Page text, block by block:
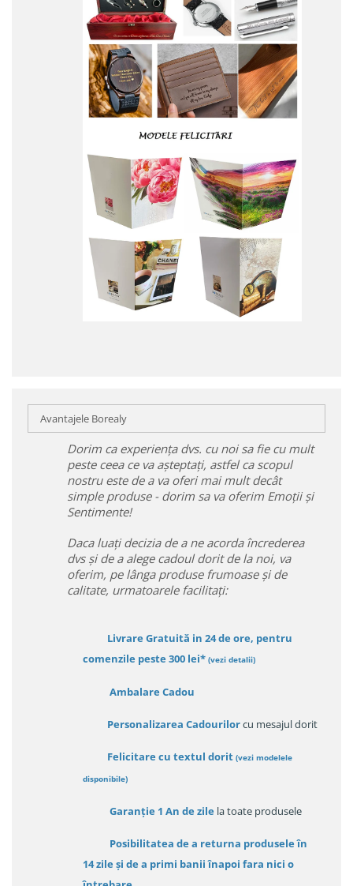
Avantajele Borealy
Dorim ca experiența dvs. cu noi sa fie cu mult
peste ceea ce va așteptați, astfel ca scopul
nostru este de a va oferi mai mult decât
simple produse - dorim sa va oferim Emoții și
Sentimente!
Daca luați decizia de a ne acorda încrederea
dvs și de a alege cadoul dorit de la noi, va
oferim, pe lânga produse frumoase și de
calitate, urmatoarele facilitați:
Livrare Gratuită in 24 de ore, pentru
comenzile peste 300 lei* (vezi detalii)
Ambalare Cadou
Personalizarea Cadourilorcu mesajul dorit
Felicitare cu textul dorit (vezi modelele
disponibile)
Garanție 1 An de zile la toate produsele
Posibilitatea de a returna produsele în
14 zileși de a primi banii înapoi fara nici o